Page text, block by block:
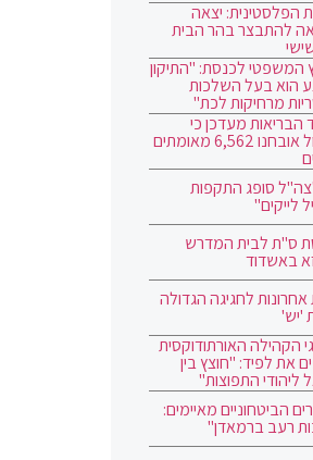
הפלסטינית: יצאה
להתבצר בהר הבית
המשפטי לכנסת: "התיקון
הוא בעל השלכות
מרחיקות לכת"
מעדכן כי
אתמול אובחנו 6,562 מאומתים
סופג התקפות
לייקים"
ס"ת לבית המדרש
באשדוד
לחגיגה הגדולה
'יש'
הקהילה האורתודוקסית
את לפיד: "חוצץ בין
ליהודי התפוצות"
הביטחוניים מאיימים:
רעב ברמאדן"